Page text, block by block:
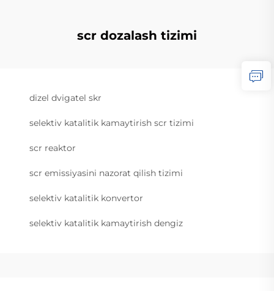
scr dozalash tizimi
dizel dvigatel skr
selektiv katalitik kamaytirish scr tizimi
scr reaktor
scr emissiyasini nazorat qilish tizimi
selektiv katalitik konvertor
selektiv katalitik kamaytirish dengiz